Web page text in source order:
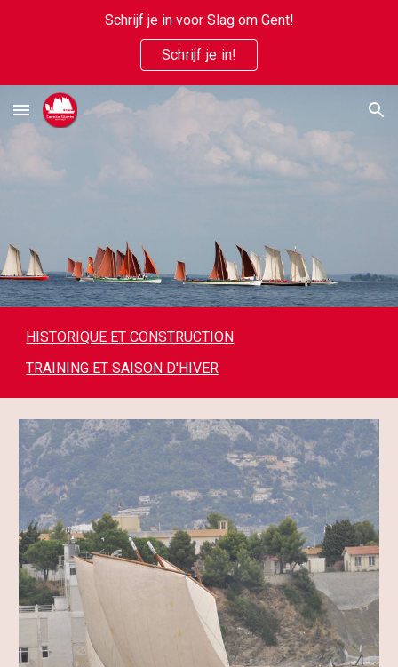
Skip to main content
Schrijf je in voor Slag om Gent!
Schrijf je in!
HISTORIQUE ET CONSTRUCTION
TRAINING ET SAISON D'HIVER